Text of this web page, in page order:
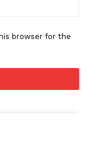
browser for the